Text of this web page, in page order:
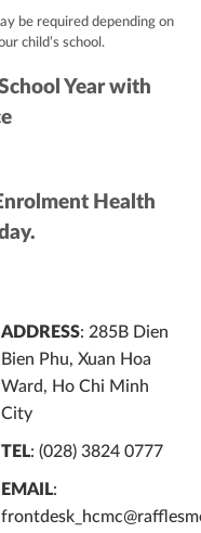
be required depending on
child’s school.
Year with
Health
ADDRESS: 285B Dien
Bien Phu, Xuan Hoa
Ward, Ho Chi Minh
City
TEL: (028) 3824 0777
EMAIL: